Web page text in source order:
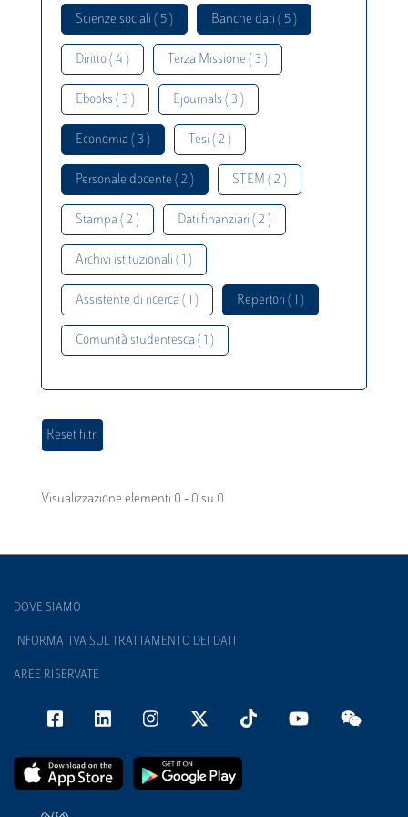
Scienze sociali ( 5 ) Banche dati ( 5 )
Diritto ( 4 ) Terza Missione ( 3 )
Ebooks ( 3 ) Ejournals ( 3 )
Economia ( 3 ) Tesi ( 2 )
Personale docente ( 2 ) STEM ( 2 )
Stampa ( 2 ) Dati finanziari ( 2 )
Archivi istituzionali ( 1 )
Assistente di ricerca ( 1 ) Repertori ( 1 )
Comunità studentesca ( 1 )
Visualizzazione elementi 0 - 0 su 0
DOVE SIAMO
INFORMATIVA SUL TRATTAMENTO DEI DATI
AREE RISERVATE